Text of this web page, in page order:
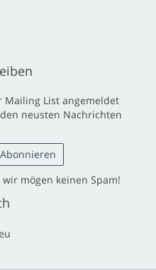
Mailing List angemeldet
neusten Nachrichten
mögen keinen Spam!